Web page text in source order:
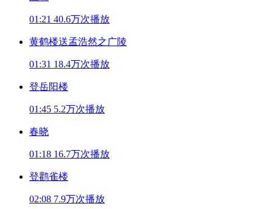
01:21 40.6万次播放
黄鹤楼送孟浩然之广陵
01:31 18.4万次播放
登岳阳楼
01:45 5.2万次播放
春晓
01:18 16.7万次播放
登鹳雀楼
02:08 7.9万次播放